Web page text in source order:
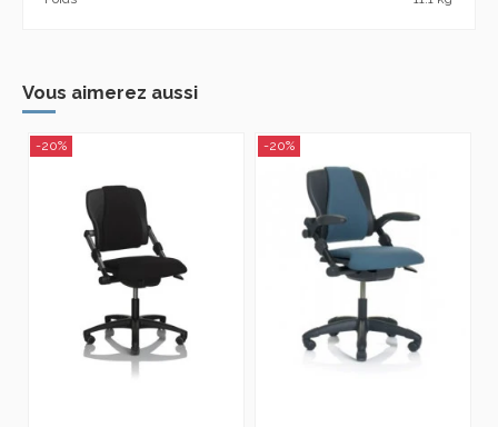
Vous aimerez aussi
-20% -20%